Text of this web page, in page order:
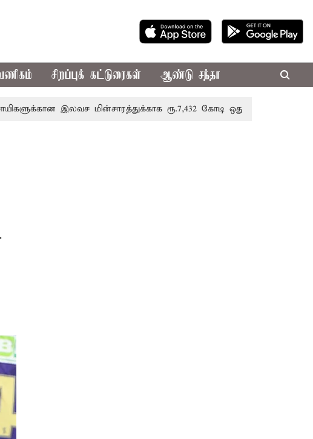
சிறப்புக் கட்டுரைகள் ஆண்டு சந்தா
இலவச மின்சாரத்துக்காக ரூ.7,432 கோடி ஒதுக்கீடு; வேளாண் பட்ஜெட்டில்